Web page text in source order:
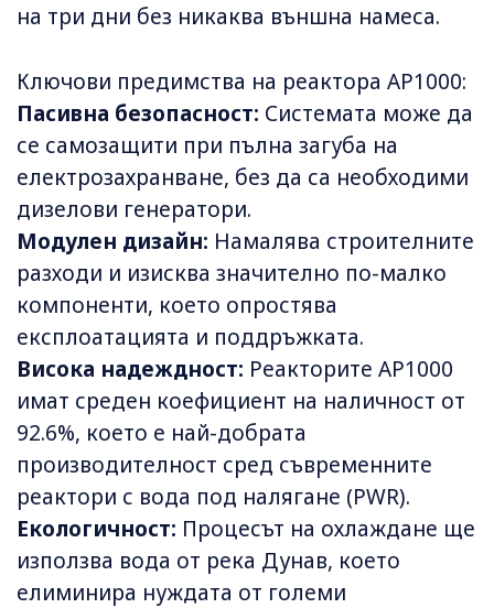
на три дни без никаква външна намеса.
Ключови предимства на реактора AP1000:
Пасивна безопасност: Системата може да
се самозащити при пълна загуба на
електрозахранване, без да са необходими
дизелови генератори.
Модулен дизайн: Намалява строителните
разходи и изисква значително по-малко
компоненти, което опростява
експлоатацията и поддръжката.
Висока надеждност: Реакторите AP1000
имат среден коефициент на наличност от
92.6%, което е най-добрата
производителност сред съвременните
реактори с вода под налягане (PWR).
Екологичност: Процесът на охлаждане ще
използва вода от река Дунав, което
елиминира нуждата от големи